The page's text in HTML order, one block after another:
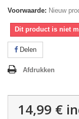
Voorwaarde: Nieuw
Dit product is niet
Delen
Afdrukken
14,99 €